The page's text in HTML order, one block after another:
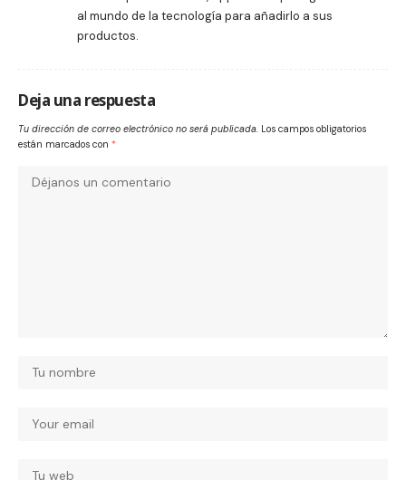
al mundo de la tecnología para añadirlo a sus
productos.
Deja una respuesta
Tu dirección de correo electrónico no será publicada. Los campos obligatorios
están marcados con *